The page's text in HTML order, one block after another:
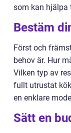
som kan hjälpa
Bestäm
Först och
behov är. Hur
Vilken typ av
fullt utrustat
en enklare
Sätt en